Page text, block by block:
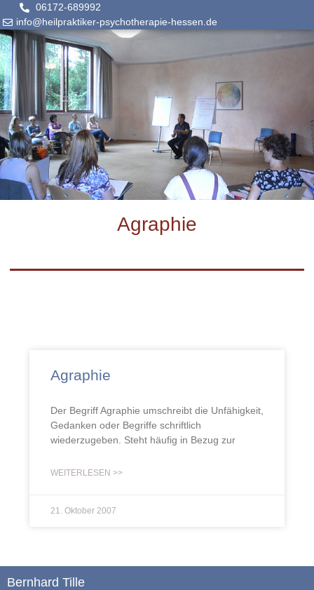
06172-689992
info@heilpraktiker-psychotherapie-hessen.de
Agraphie
Agraphie
Der Begriff Agraphie umschreibt die Unfähigkeit,
Gedanken oder Begriffe schriftlich
wiederzugeben. Steht häufig in Bezug zur
WEITERLESEN >>
21. Oktober 2007
Bernhard Tille